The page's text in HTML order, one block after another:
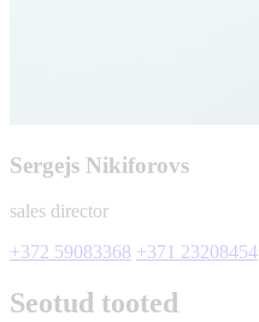
Sergejs Nikiforovs
sales director
+372 59083368 +371 23208454
Seotud tooted